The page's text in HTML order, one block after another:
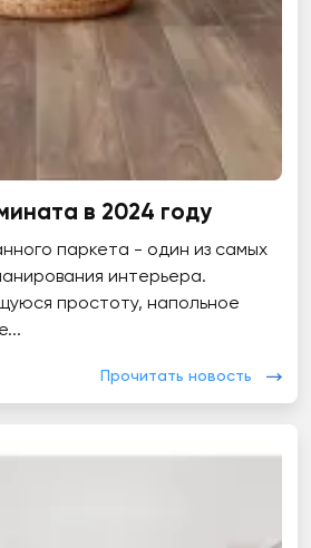
в 2024 году
паркета - один из самых
интерьера.
простоту, напольное
Прочитать новость